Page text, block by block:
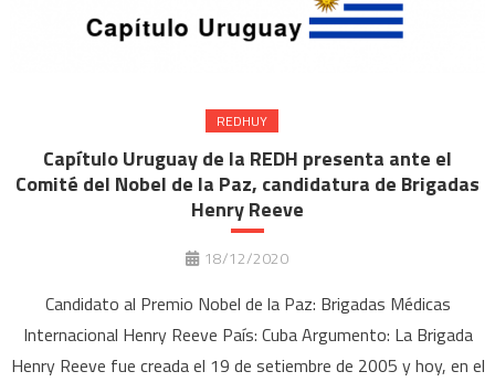
REDHUY
Capítulo Uruguay de la REDH presenta ante el
Comité del Nobel de la Paz, candidatura de Brigadas
Henry Reeve
18/12/2020
Candidato al Premio Nobel de la Paz: Brigadas Médicas
Internacional Henry Reeve País: Cuba Argumento: La Brigada
Henry Reeve fue creada el 19 de setiembre de 2005 y hoy, en el